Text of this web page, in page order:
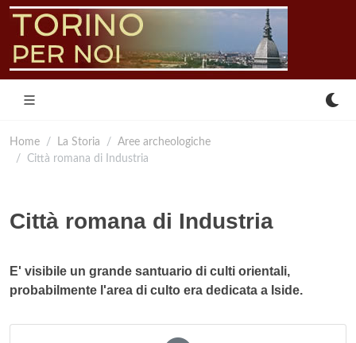
Home La Storia
Aree archeologiche
Città romana di Industria
Città romana di Industria
E' visibile un grande santuario di culti orientali,
probabilmente l'area di culto era dedicata a Iside.